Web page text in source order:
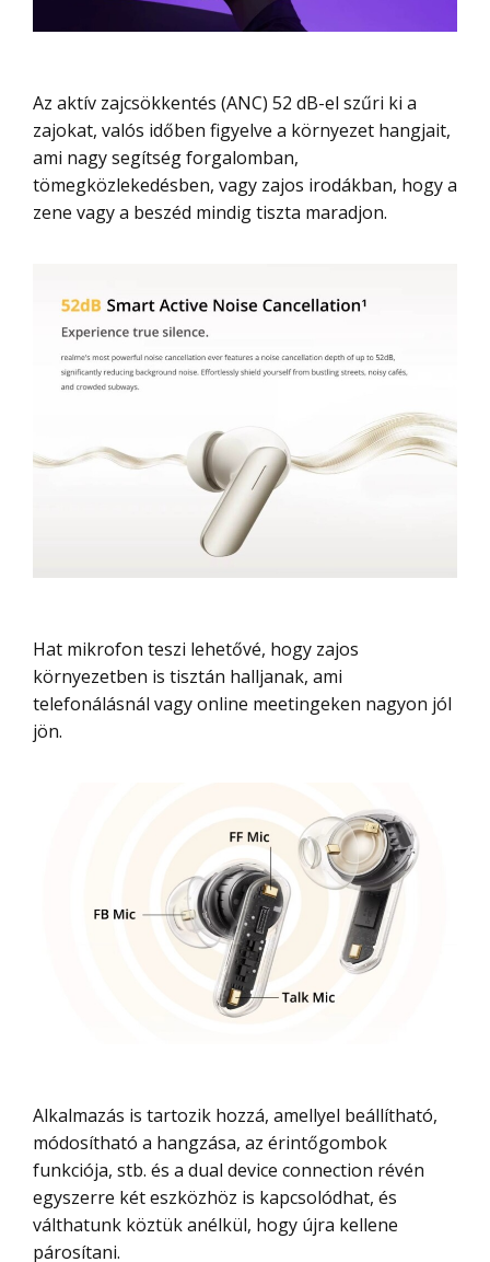
Az aktív zajcsökkentés (ANC) 52 dB-el szűri ki a
zajokat, valós időben figyelve a környezet hangjait,
ami nagy segítség forgalomban,
tömegközlekedésben, vagy zajos irodákban, hogy a
zene vagy a beszéd mindig tiszta maradjon.
Hat mikrofon teszi lehetővé, hogy zajos
környezetben is tisztán halljanak, ami
telefonálásnál vagy online meetingeken nagyon jól
jön.
Alkalmazás is tartozik hozzá, amellyel beállítható,
módosítható a hangzása, az érintőgombok
funkciója, stb. és a dual device connection révén
egyszerre két eszközhöz is kapcsolódhat, és
válthatunk köztük anélkül, hogy újra kellene
párosítani.